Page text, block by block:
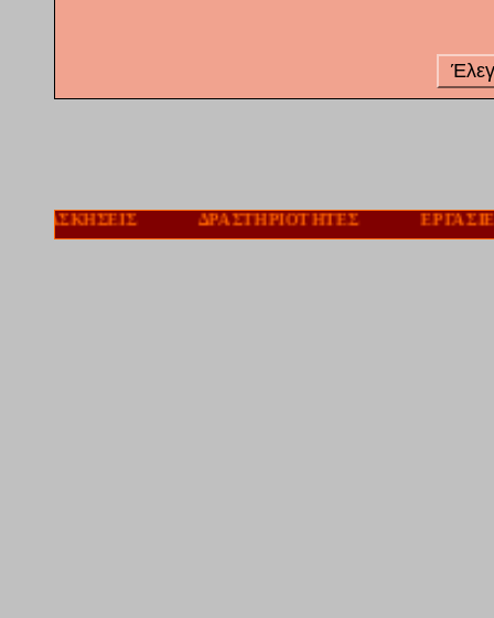
ΑΣΚΗΣΕΙΣ ΔΡΑΣΤΗΡΙΟΤΗΤΕΣ